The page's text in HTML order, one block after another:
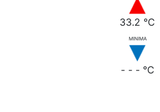
33.2 °C
MINIMA
- - - °C